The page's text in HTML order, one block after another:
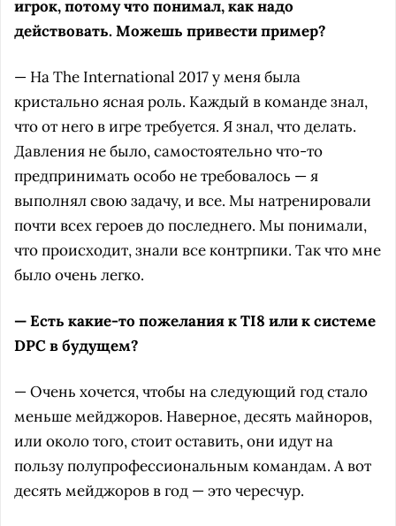
игрок, потому что понимал, как надо
действовать. Можешь привести пример?
— На The International 2017 у меня была
кристально ясная роль. Каждый в команде знал,
что от него в игре требуется. Я знал, что делать.
Давления не было, самостоятельно что-то
предпринимать особо не требовалось — я
выполнял свою задачу, и все. Мы натренировали
почти всех героев до последнего. Мы понимали,
что происходит, знали все контрпики. Так что мне
было очень легко.
— Есть какие-то пожелания к TI8 или к системе
DPC в будущем?
— Очень хочется, чтобы на следующий год стало
меньше мейджоров. Наверное, десять майноров,
или около того, стоит оставить, они идут на
пользу полупрофессиональным командам. А вот
десять мейджоров в год — это чересчур.